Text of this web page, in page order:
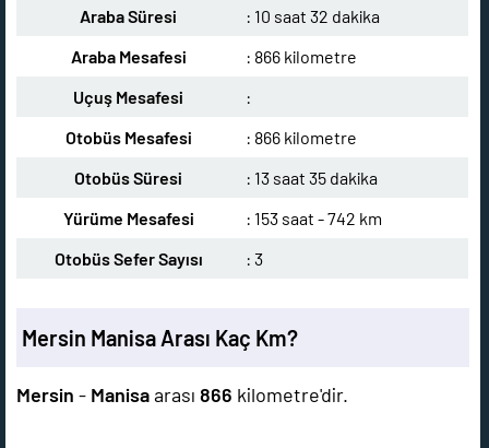
Araba Süresi
: 10 saat 32 dakika
Araba Mesafesi
: 866 kilometre
Uçuş Mesafesi
:
Otobüs Mesafesi
: 866 kilometre
Otobüs Süresi
: 13 saat 35 dakika
Yürüme Mesafesi
: 153 saat - 742 km
Otobüs Sefer Sayısı
: 3
Mersin Manisa Arası Kaç Km?
Mersin - Manisaarası 866 kilometre'dir.